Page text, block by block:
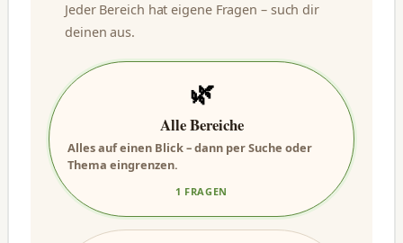
Jeder Bereich hat eigene Fragen – such dir
deinen aus.
🌿
Alle Bereiche
Alles auf einen Blick – dann per Suche oder
Thema eingrenzen.
1 FRAGEN